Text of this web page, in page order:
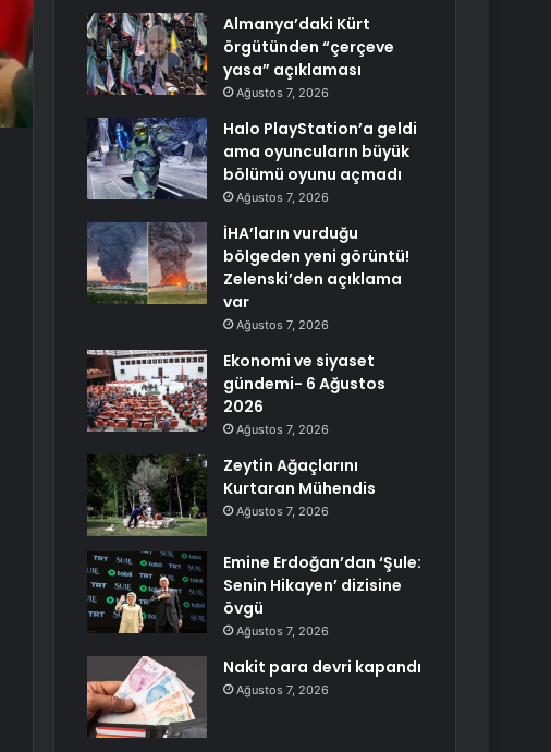
Almanya’daki Kürt
örgütünden “çerçeve
yasa” açıklaması
Ağustos 7, 2026
Halo PlayStation’a geldi
ama oyuncuların büyük
bölümü oyunu açmadı
Ağustos 7, 2026
İHA’ların vurduğu
bölgeden yeni görüntü!
Zelenski’den açıklama
var
Ağustos 7, 2026
Ekonomi ve siyaset
gündemi- 6 Ağustos
2026
Ağustos 7, 2026
Zeytin Ağaçlarını
Kurtaran Mühendis
Ağustos 7, 2026
Emine Erdoğan’dan ‘Şule:
Senin Hikayen’ dizisine
övgü
Ağustos 7, 2026
Nakit para devri kapandı
Ağustos 7, 2026